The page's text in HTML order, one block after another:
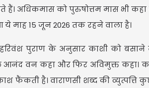
हैं। अधिकमास को पुरुषोत्तम मास भी
माह 15 जून 2026 तक रहने वाला है।
हरिवंश पुराण के अनुसार काशी को
वन कहा और फिर अविमुक्त कहा।
फैंकती है। वाराणसी शब्द की व्युत्पत्ति